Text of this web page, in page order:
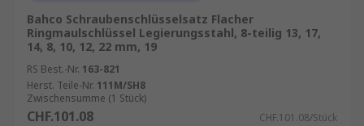
Bahco Schraubenschlüsselsatz Flacher
Ringmaulschlüssel Legierungsstahl, 8-teilig 13, 17,
14, 8, 10, 12, 22 mm, 19
RS Best.-Nr. 163-821
Herst. Teile-Nr. 111M/SH8
Zwischensumme (1 Stück)
CHF.101.08 CHF.101.08/Stück